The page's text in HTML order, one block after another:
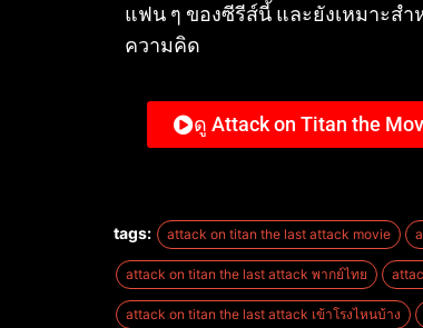
แฟน ๆ ของซีรีส์นี้ และยังเหมาะส
ความคิด
ดู Attack on Titan the
tags: attack on titan the last attack movie
attack on titan the last attack พากย์ไทย
attack on titan the last attack เข้าโรงไหนบ้าง